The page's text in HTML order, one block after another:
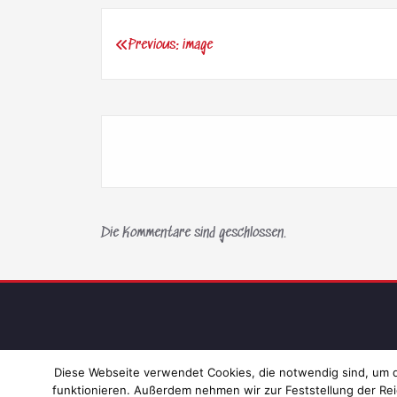
Beitragsnavigation
Previous: image
Die Kommentare sind geschlossen.
Diese Webseite verwendet Cookies, die notwendig sind,
funktionieren. Außerdem nehmen wir zur Feststellung der